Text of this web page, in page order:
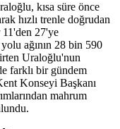
kısa süre önce
hızlı trenle doğrudan
11'den 27'ye
ağının 28 bin 590
Uraloğlu'nun
farklı bir gündem
Konseyi Başkanı
mahrum